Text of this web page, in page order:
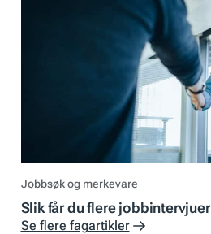
Jobbsøk og merkevare
Slik får du flere jobbintervjuer
Se flere fagartikler